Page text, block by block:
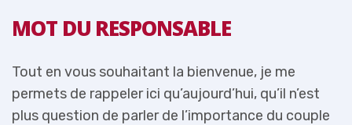
MOT DU RESPONSABLE
Tout en vous souhaitant la bienvenue, je me
permets de rappeler ici qu’aujourd’hui, qu’il n’est
plus question de parler de l’importance du couple